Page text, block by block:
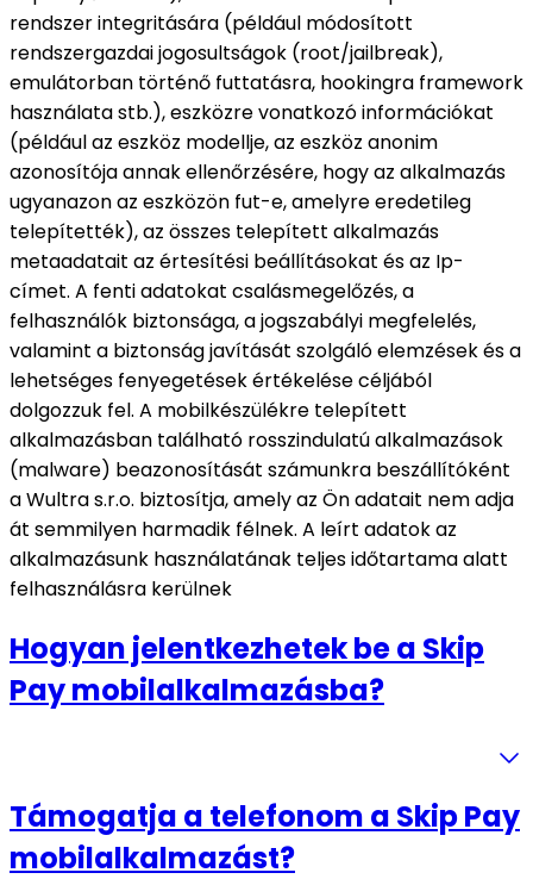
rendszer integritására (például módosított
rendszergazdai jogosultságok (root/jailbreak),
emulátorban történő futtatásra, hookingra framework
használata stb.), eszközre vonatkozó információkat
(például az eszköz modellje, az eszköz anonim
azonosítója annak ellenőrzésére, hogy az alkalmazás
ugyanazon az eszközön fut-e, amelyre eredetileg
telepítették), az összes telepített alkalmazás
metaadatait az értesítési beállításokat és az Ip-
címet. A fenti adatokat csalásmegelőzés, a
felhasználók biztonsága, a jogszabályi megfelelés,
valamint a biztonság javítását szolgáló elemzések és a
lehetséges fenyegetések értékelése céljából
dolgozzuk fel. A mobilkészülékre telepített
alkalmazásban található rosszindulatú alkalmazások
(malware) beazonosítását számunkra beszállítóként
a Wultra s.r.o. biztosítja, amely az Ön adatait nem adja
át semmilyen harmadik félnek. A leírt adatok az
alkalmazásunk használatának teljes időtartama alatt
felhasználásra kerülnek
Hogyan jelentkezhetek be a Skip
Pay mobilalkalmazásba?
Támogatja a telefonom a Skip Pay
mobilalkalmazást?